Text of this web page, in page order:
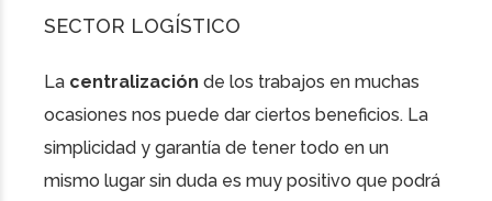
SECTOR LOGÍSTICO
La centralización de los trabajos en muchas
ocasiones nos puede dar ciertos beneficios. La
simplicidad y garantía de tener todo en un
mismo lugar sin duda es muy positivo que podrá